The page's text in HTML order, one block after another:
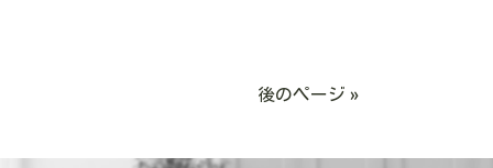
後のページ »